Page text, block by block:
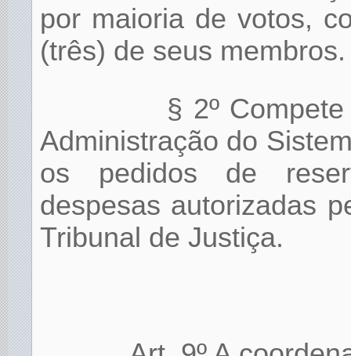
por maioria de votos,
(três) de seus membros.
§ 2º
Administração do
os pedidos de
despesas autorizadas
Tribunal de Justiça.